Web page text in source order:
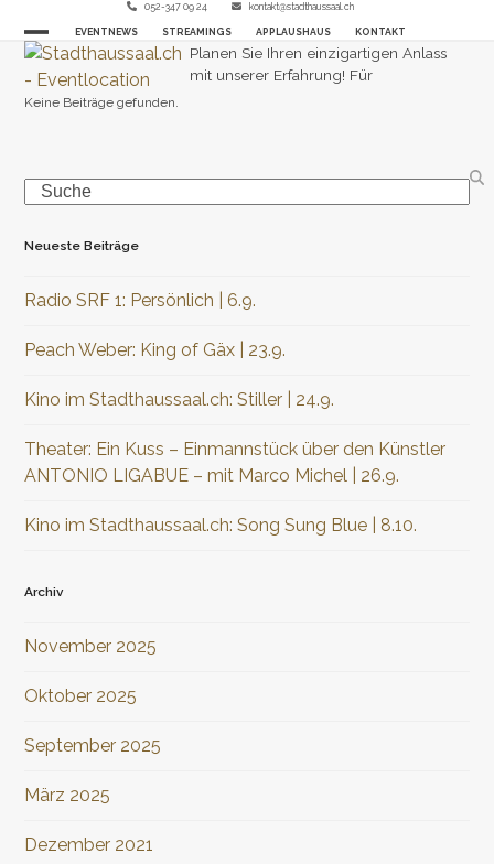
content
052-347 09 24 kontakt@stadthaussaal.ch
EVENTNEWS STREAMINGS APPLAUSHAUS KONTAKT
Open
mobile
Close
mobile
Keine Beiträge gefunden.
Search
Neueste Beiträge
Radio SRF 1: Persönlich | 6.9.
Peach Weber: King of Gäx | 23.9.
Kino im Stadthaussaal.ch: Stiller | 24.9.
Theater: Ein Kuss – Einmannstück über den Künstler
ANTONIO LIGABUE – mit Marco Michel | 26.9.
Kino im Stadthaussaal.ch: Song Sung Blue | 8.10.
Archiv
November 2025
Oktober 2025
September 2025
März 2025
Dezember 2021
Planen Sie Ihren einzigartigen Anlass
mit unserer Erfahrung! Für